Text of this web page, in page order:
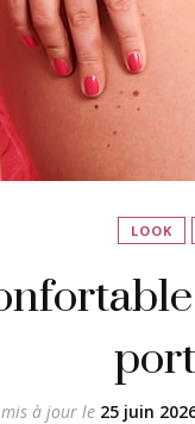
LOOK
mis à jour le 25 juin